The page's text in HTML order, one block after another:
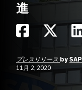
進
プレスリリース by
11月 2, 2020